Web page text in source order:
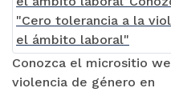
Conozca el micrositio
violencia de género en